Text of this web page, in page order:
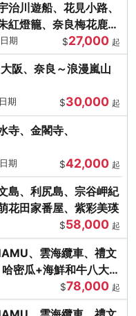
川遊船、花見小路、
紅燈籠、奈良梅花鹿、
期 $27,000 起
阪、奈良～浪漫嵐山
期 $30,000 起
、金閣寺、
期 $42,000 起
島、利尻島、宗谷岬紀
花田家番屋、紫彩美瑛
$58,000 起
、雲海纜車、禮文
密瓜+海鮮和牛八大螃
$78,000 起